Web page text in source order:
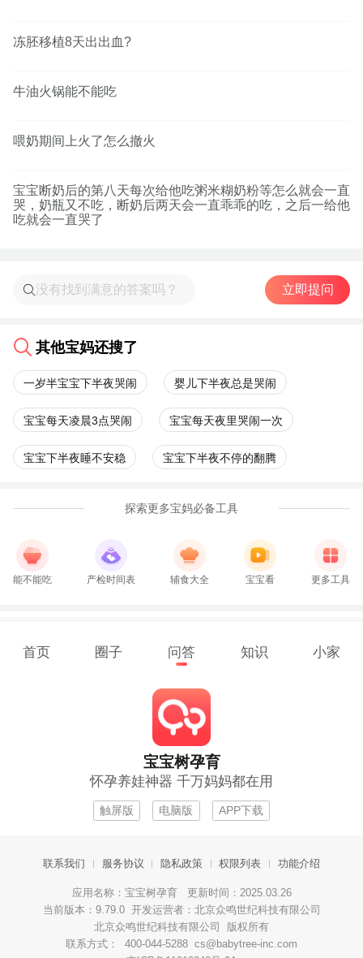
冻胚移植8天出出血?
牛油火锅能不能吃
喂奶期间上火了怎么撤火
宝宝断奶后的第八天每次给他吃粥米糊奶粉等怎么就会一直
哭，奶瓶又不吃，断奶后两天会一直乖乖的吃，之后一给他
吃就会一直哭了
立即提问
其他宝妈还搜了
一岁半宝宝下半夜哭闹 婴儿下半夜总是哭闹
宝宝每天凌晨3点哭闹 宝宝每天夜里哭闹一次
宝宝下半夜睡不安稳 宝宝下半夜不停的翻腾
探索更多宝妈必备工具
能不能吃 产检时间表 辅食大全 宝宝看 更多工具
首页 圈子 问答 知识 小家
宝宝树孕育
怀孕养娃神器 千万妈妈都在用
触屏版 电脑版 APP下载
联系我们 服务协议 隐私政策 权限列表 功能介绍
应用名称：宝宝树孕育 更新时间：2025.03.26
当前版本：9.79.0 开发运营者：北京众鸣世纪科技有限公司
北京众鸣世纪科技有限公司 版权所有
联系方式： 400-044-5288 cs@babytree-inc.com